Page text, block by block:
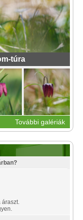
túra
További galériák